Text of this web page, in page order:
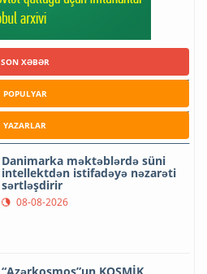
SON XƏBƏR
POPULYAR
YAZARLAR
Danimarka məktəblərdə süni
intellektdən istifadəyə nəzarəti
sərtləşdirir
08-08-2026